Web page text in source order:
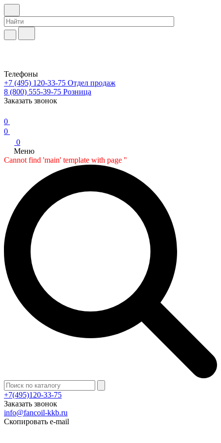
Телефоны
+7 (495) 120-33-75 Отдел продаж
8 (800) 555-39-75 Розница
Заказать звонок
0
0
0
Меню
Cannot find 'main' template with page ''
+7(495)120-33-75
Заказать звонок
info@fancoil-kkb.ru
Скопировать e-mail